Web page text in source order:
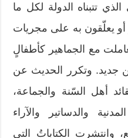
تتبناه الدولة لكل ما
يعلّقون به على مجريات
مع الجماهير كأطفالٍ
جديد. وتكرر الحديث عن
أهل السّنة والجماعة،
والدساتير والآراء
وانتشرت الكتاباتُ التي